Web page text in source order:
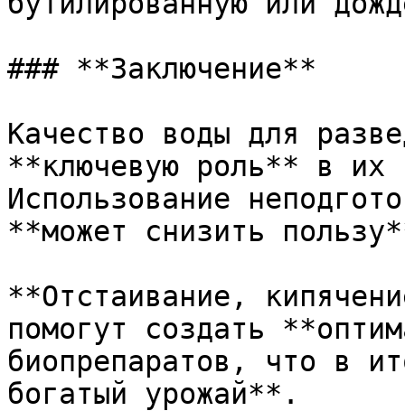
### **Заключение**
Качество воды для
**ключевую роль** в их
Использование
**может снизить
**Отстаивание,
помогут создать
биопрепаратов, что в
богатый урожай**.